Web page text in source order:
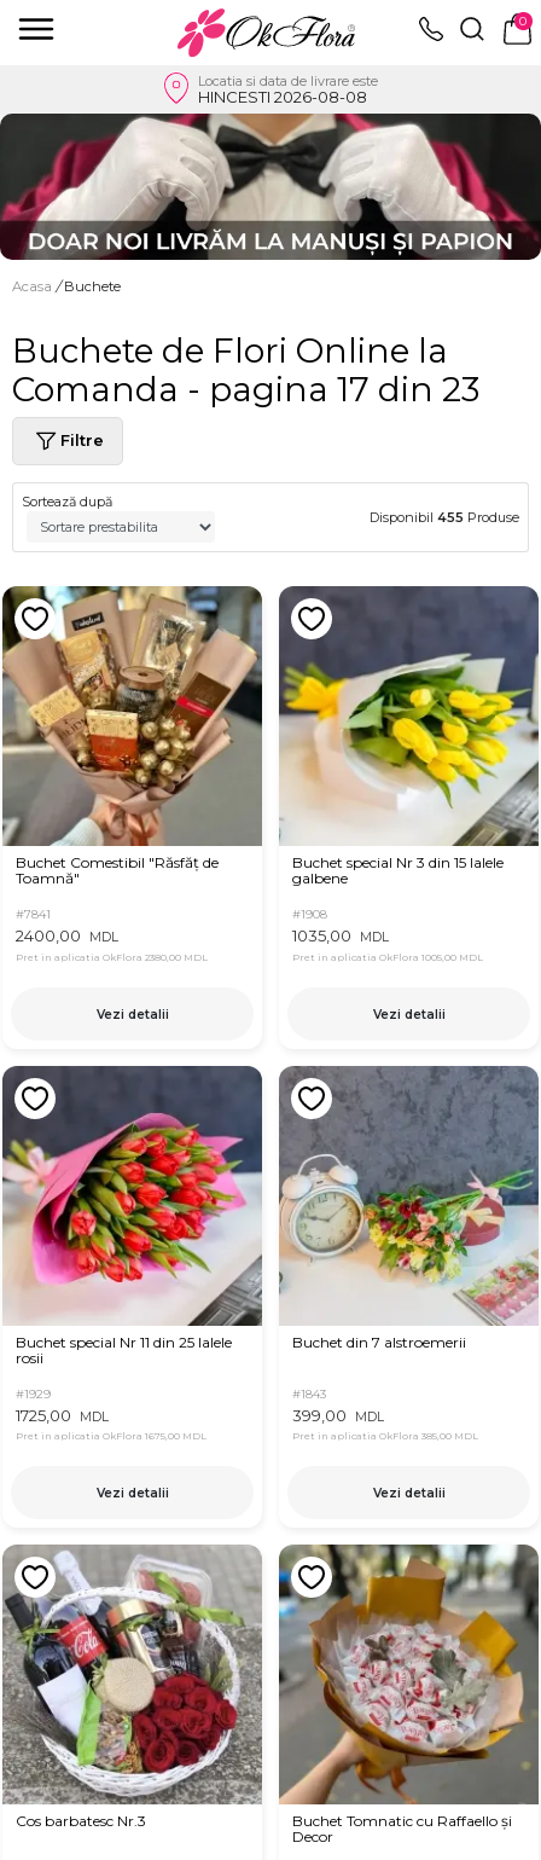
0
Locatia si data de livrare este
HINCESTI 2026-08-08
Acasa / Buchete
Buchete de Flori Online la
Comanda - pagina 17 din 23
Filtre
Sortează după
Disponibil 455 Produse
Buchet Comestibil "Răsfăț de
Toamnă"
#7841
2400,00 MDL
Pret in aplicatia OkFlora 2380,00 MDL
Vezi detalii
Buchet special Nr 3 din 15 lalele
galbene
#1908
1035,00 MDL
Pret in aplicatia OkFlora 1005,00 MDL
Vezi detalii
Buchet special Nr 11 din 25 lalele
rosii
#1929
1725,00 MDL
Pret in aplicatia OkFlora 1675,00 MDL
Vezi detalii
Buchet din 7 alstroemerii
#1843
399,00 MDL
Pret in aplicatia OkFlora 385,00 MDL
Vezi detalii
Cos barbatesc Nr.3
Buchet Tomnatic cu Raffaello și
Decor